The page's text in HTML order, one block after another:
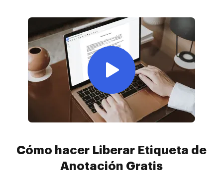
Cómo hacer Liberar Etiqueta de
Anotación Gratis